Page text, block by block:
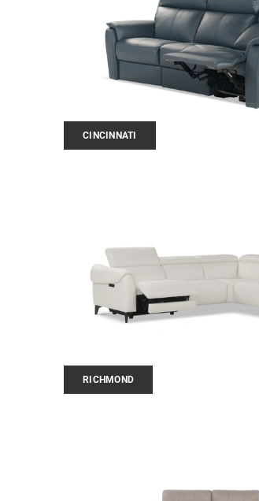
CINCINNATI
RICHMOND